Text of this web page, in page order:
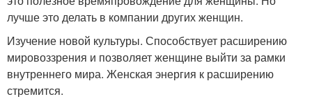
лучше это делать в компании других женщин.
Изучение новой культуры. Способствует расширению
мировоззрения и позволяет женщине выйти за рамки
внутреннего мира. Женская энергия к расширению
стремится.